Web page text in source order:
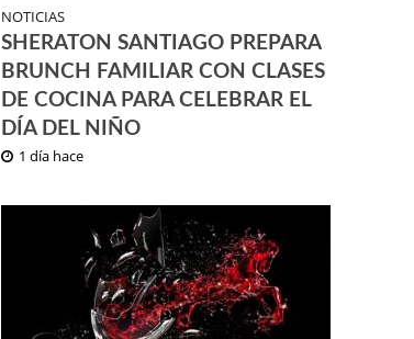
NOTICIAS
SHERATON SANTIAGO PREPARA
BRUNCH FAMILIAR CON CLASES
DE COCINA PARA CELEBRAR EL
DÍA DEL NIÑO
1 día hace